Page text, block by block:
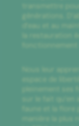
transmettre
générations.
d’eau et au
la restauration
Nous leur
espace de
sur le fait qu’en